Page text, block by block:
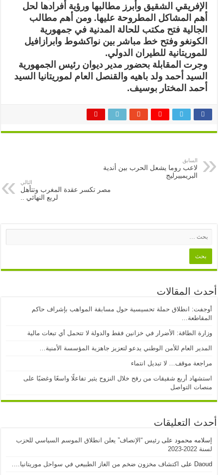
الإفريقي الشقيق وأبرز مطالبها ورؤية أفرادها لحل
أهم المشاكل المطروحة عليها. ومن أهم مطالب
الجالية فتح مكتب للحالة المدنية في جمهورية
الكونغو وفتح خط مباشر بين نواكشوط وابرازافيل
للموريتانية للطيران الدولي.
وجرت المقابلة بحضور مدير ديوان رئيس الجمهورية
السيد أحمد ولد باهيه والقنصل العام لموريتانيا السيد
أحمد المختار بوسيف.
السابق
لاعب روما يشعل الحرب بين أندية
البريمييرليج
التالي
مصر تكسر عقدة المغرب وتتأهل
لربع النهائي ..
أحدث المقالات
أوجفت: انطلاق حملة تحسيسية حول مسابقة المواهب بإشراف حاكم
المقاطعة…
وزارة الطاقة: الأضرار في خزانين فقط والدولة لا تتحمل أي تبعات مالية
المدير العام للأمن الوطني يدعو لتعزيز جاهزية المؤسسة الأمنية…
مراجعة موقف… لا تبديل انتماء
استشهاد أربع شقيقات من رفح خلال النزوح يثير تفاعلًا واسعًا وغضبًا على
منصات التواصل
أحدث التعليقات
إسلامه محمود علىرئيس “الإنصاف” يعلن انطلاق الموسم السياسي للحزب
لسنة 2022-2023
Daoud على اكتشاف مخزون ضخم من الغاز الطبيعي في سواحل موريتانيا….